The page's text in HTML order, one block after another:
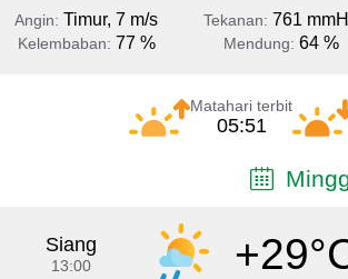
Angin: Timur, 7 m/s Tekanan: 761
Kelembaban: 77 % Mendung: 64 %
Matahari terbit
05:51
Siang
13:00